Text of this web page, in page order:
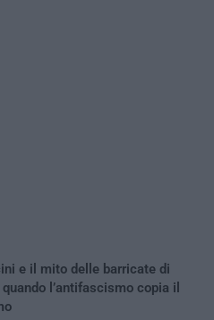
e il mito delle barricate di
l’antifascismo copia il